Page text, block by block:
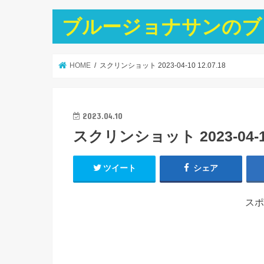
ブルージョナサンの
HOME スクリンショット 2023-04-10 12.07.18
2023.04.10
スクリンショット 2023-04-
ツイート シェア
ス